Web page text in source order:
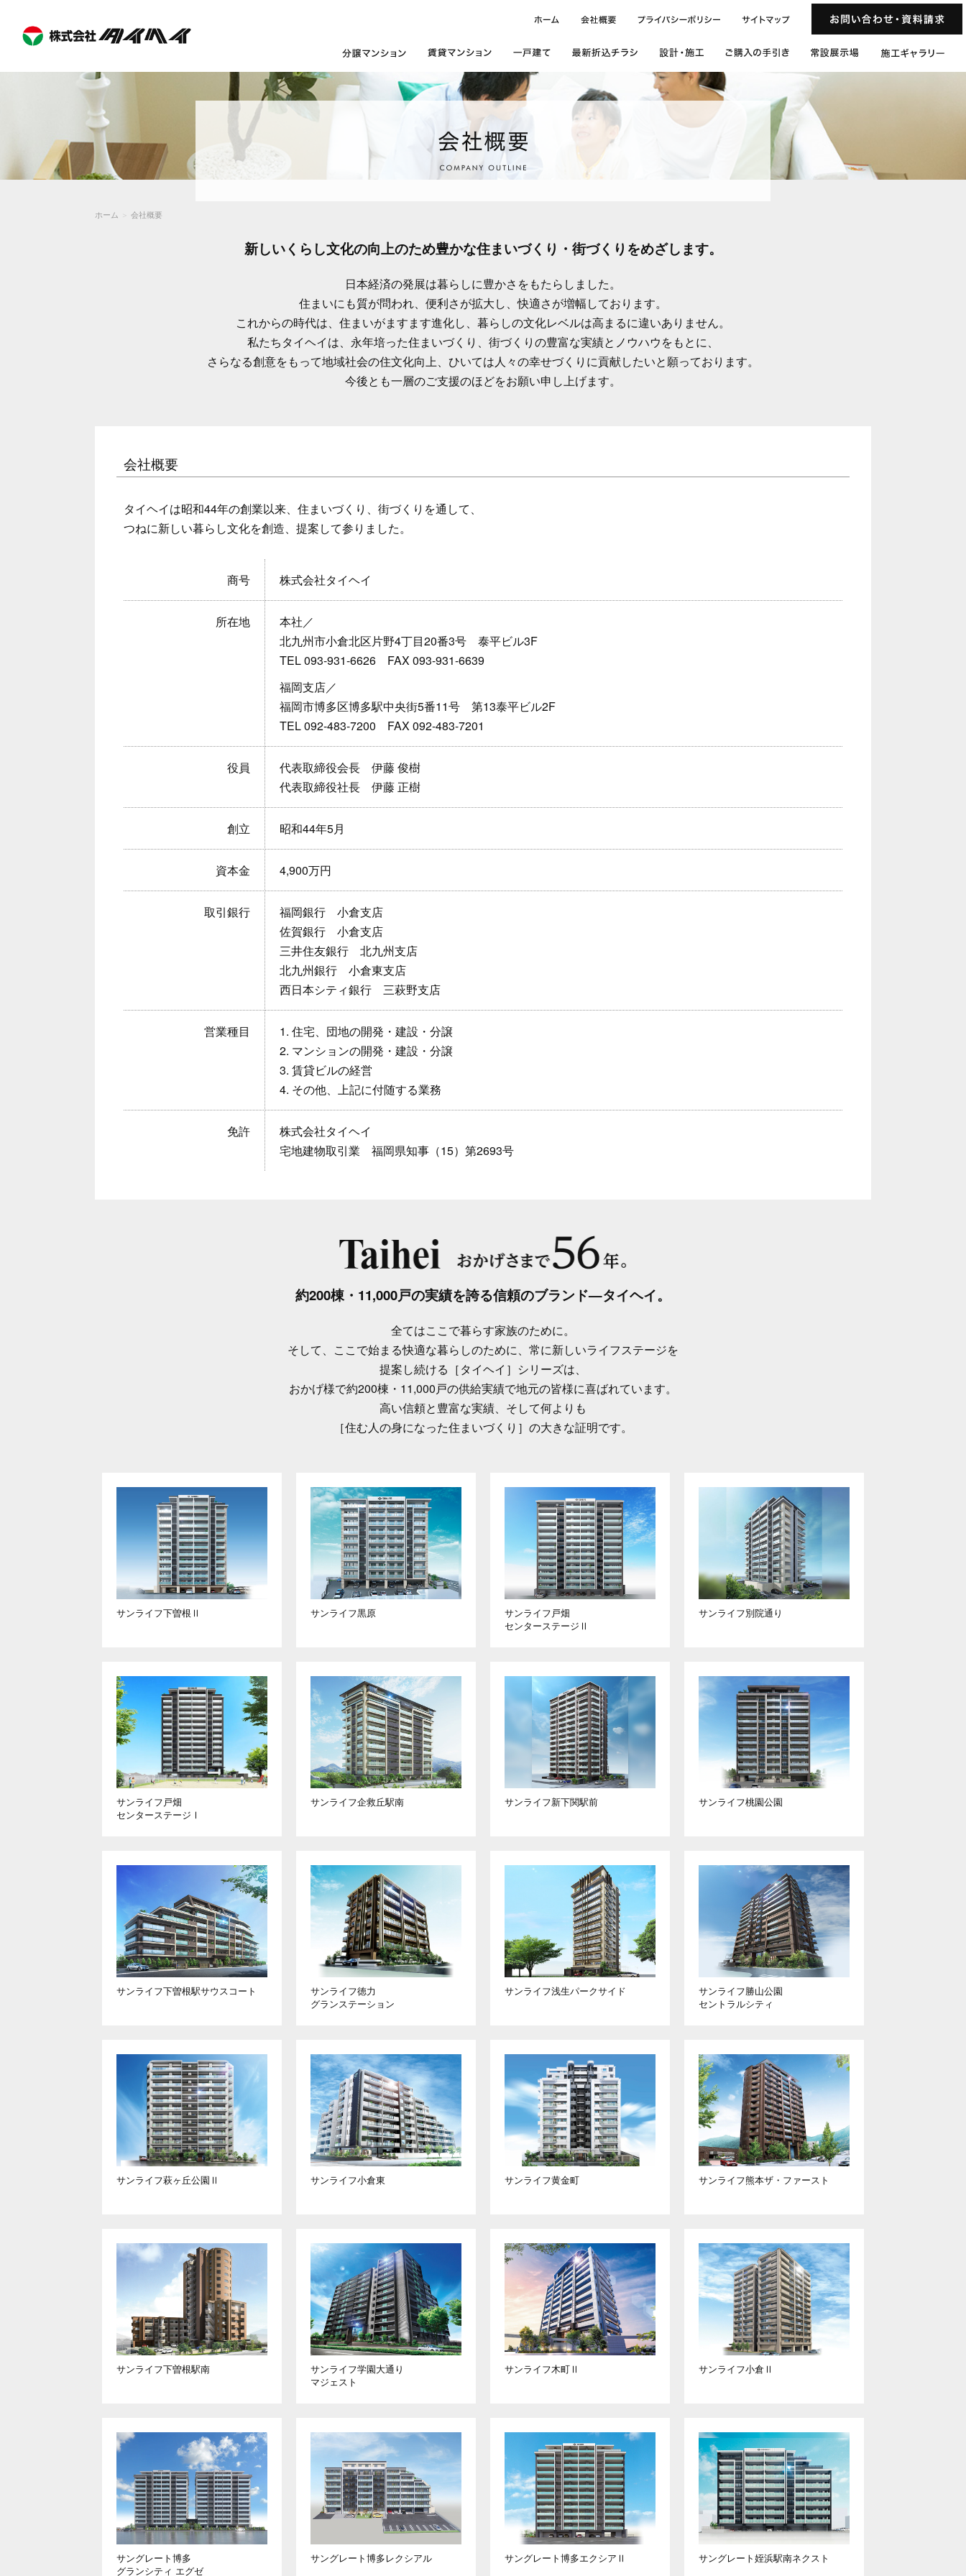
ホーム 会社概要
新しいくらし文化の向上のため豊かな住まいづくり・街づくりをめざします。
日本経済の発展は暮らしに豊かさをもたらしました。
住まいにも質が問われ、便利さが拡大し、快適さが増幅しております。
これからの時代は、住まいがますます進化し、暮らしの文化レベルは高まるに違いありません。
私たちタイヘイは、永年培った住まいづくり、街づくりの豊富な実績とノウハウをもとに、
さらなる創意をもって地域社会の住文化向上、ひいては人々の幸せづくりに貢献したいと願っております。
今後とも一層のご支援のほどをお願い申し上げます。
会社概要
タイヘイは昭和44年の創業以来、住まいづくり、街づくりを通して、
つねに新しい暮らし文化を創造、提案して参りました。
商号 株式会社タイヘイ
所在地
本社／
北九州市小倉北区片野4丁目20番3号 泰平ビル3F
TEL 093-931-6626 FAX 093-931-6639
福岡支店／
福岡市博多区博多駅中央街5番11号 第13泰平ビル2F
TEL 092-483-7200 FAX 092-483-7201
役員
代表取締役会長 伊藤 俊樹
代表取締役社長 伊藤 正樹
創立 昭和44年5月
資本金 4,900万円
取引銀行
福岡銀行 小倉支店
佐賀銀行 小倉支店
三井住友銀行 北九州支店
北九州銀行 小倉東支店
西日本シティ銀行 三萩野支店
営業種目
1. 住宅、団地の開発・建設・分譲
2. マンションの開発・建設・分譲
3. 賃貸ビルの経営
4. その他、上記に付随する業務
免許
株式会社タイヘイ
宅地建物取引業 福岡県知事（15）第2693号
約200棟・11,000戸の実績を誇る信頼のブランド—タイヘイ。
全てはここで暮らす家族のために。
そして、ここで始まる快適な暮らしのために、常に新しいライフステージを
提案し続ける［タイヘイ］シリーズは、
おかげ様で約200棟・11,000戸の供給実績で地元の皆様に喜ばれています。
高い信頼と豊富な実績、そして何よりも
［住む人の身になった住まいづくり］の大きな証明です。
サンライフ下曽根Ⅱ サンライフ黒原
サンライフ戸畑
センターステージⅡ
サンライフ別院通り
サンライフ戸畑
センターステージⅠ
サンライフ企救丘駅南 サンライフ新下関駅前 サンライフ桃園公園
サンライフ下曽根駅サウスコート
サンライフ徳力
グランステーション
サンライフ浅生パークサイド
サンライフ勝山公園
セントラルシティ
サンライフ萩ヶ丘公園Ⅱ サンライフ小倉東 サンライフ黄金町 サンライフ熊本ザ・ファースト
サンライフ下曽根駅南
サンライフ学園大通り
マジェスト
サンライフ木町Ⅱ サンライフ小倉Ⅱ
サングレート博多
グランシティ エグゼ
サングレート博多レクシアル サングレート博多エクシアⅡ サングレート姪浜駅南ネクスト